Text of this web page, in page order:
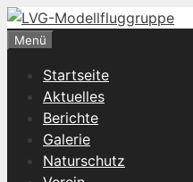
Zum
Inhalt
Menü
Startseite
Aktuelles
Berichte
Galerie
Naturschutz